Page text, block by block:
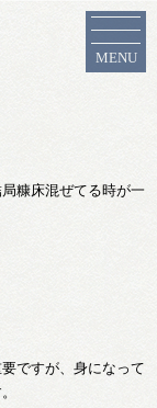
MENU
糠床混ぜてる時が一
ですが、身になって